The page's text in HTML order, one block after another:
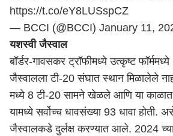
https://t.co/eY8LUSspCZ
— BCCI (@BCCI) January 11,
यशस्वी जैस्वाल
बॉर्डर-गावसकर ट्रॉफीमध्ये उत्कृष्ट
जैस्वालला टी-20 संघात स्थान मिळालेले
मध्ये 8 टी-20 सामने खेळले आणि या काळात
यामध्ये सर्वोच्च धावसंख्या 93 धावा होती.
जैस्वालकडे दुर्लक्ष करण्यात आले. 2024 च्या